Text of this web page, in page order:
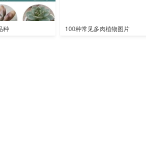
种 100种常见多肉植物图片